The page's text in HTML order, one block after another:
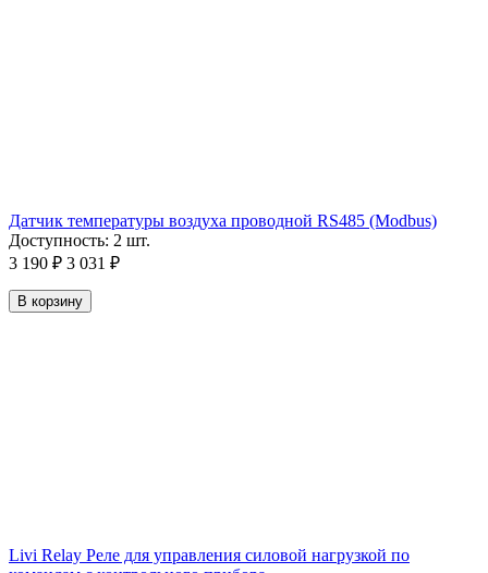
Датчик температуры воздуха проводной RS485 (Modbus)
Доступность: 2 шт.
3 190 ₽ 3 031 ₽
В корзину
Livi Relay Реле для управления силовой нагрузкой по